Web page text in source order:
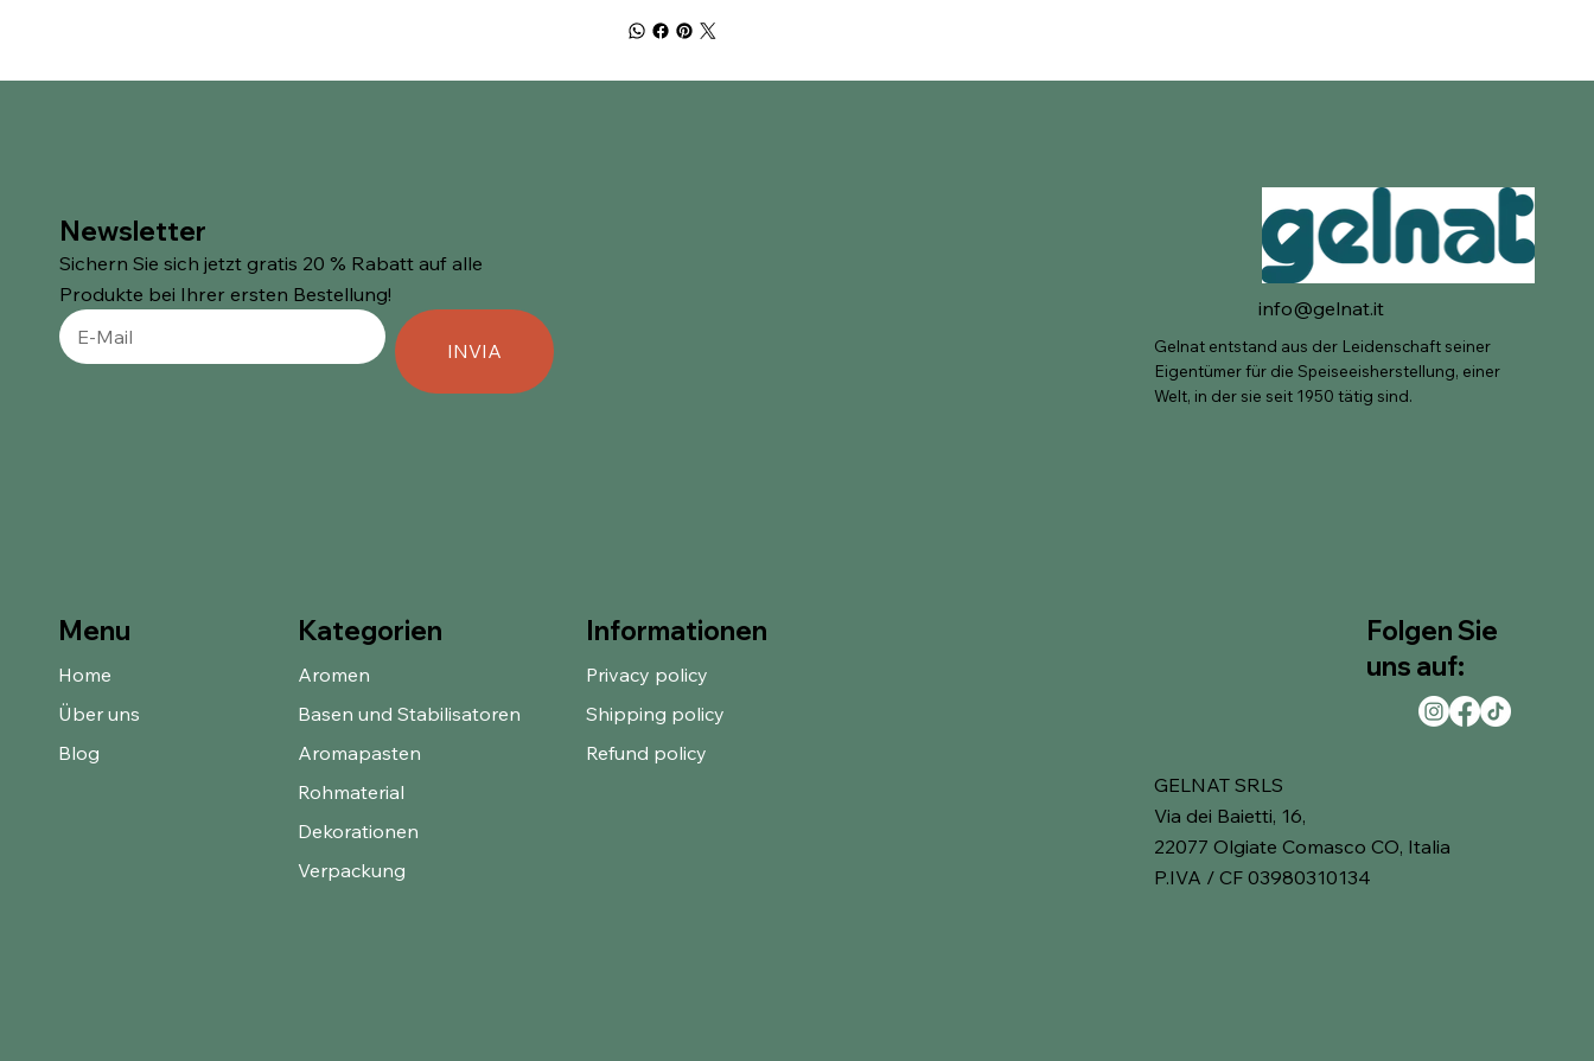
Newsletter
Sichern Sie sich jetzt gratis 20 % Rabatt auf alle
Produkte bei Ihrer ersten Bestellung!
INVIA
info@gelnat.it
Gelnat entstand aus der Leidenschaft seiner
Eigentümer für die Speiseeisherstellung, einer
Welt, in der sie seit 1950 tätig sind.
Informationen
Privacy policy
Shipping policy
Refund policy
Kategorien
Aromen
Basen und Stabilisatoren
Aromapasten
Rohmaterial
Dekorationen
Verpackung
Menu
Home
Über uns
Blog
Folgen Sie
uns auf:
GELNAT SRLS
Via dei Baietti, 16,
22077 Olgiate Comasco CO, Italia
P.IVA / CF 03980310134